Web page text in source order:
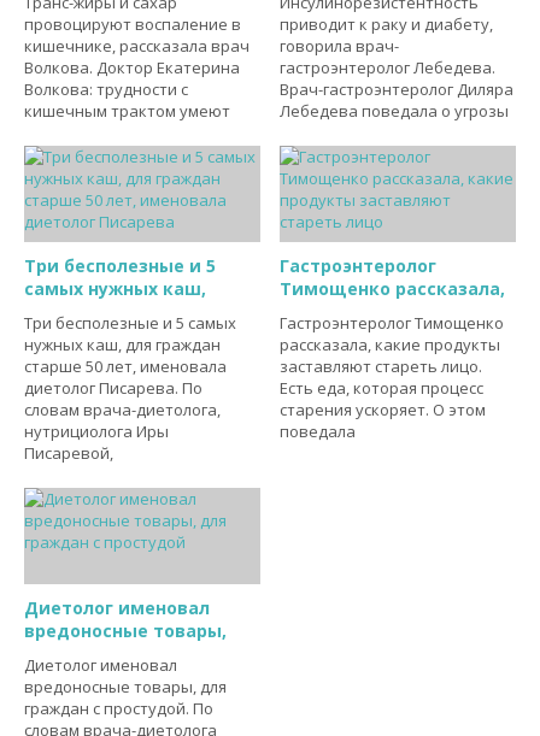
провоцируют воспаление в
кишечнике, рассказала врач
Волкова. Доктор Екатерина
Волкова: трудности с
кишечным трактом умеют
приводит к раку и диабету,
говорила врач-
гастроэнтеролог Лебедева.
Врач-гастроэнтеролог Диляра
Лебедева поведала о угрозы
Три бесполезные и 5
самых нужных каш,
Три бесполезные и 5 самых
нужных каш, для граждан
старше 50 лет, именовала
диетолог Писарева. По
словам врача-диетолога,
нутрициолога Иры
Писаревой,
Гастроэнтеролог
Тимощенко рассказала,
Гастроэнтеролог Тимощенко
рассказала, какие продукты
заставляют стареть лицо.
Есть еда, которая процесс
старения ускоряет. О этом
поведала
Диетолог именовал
вредоносные товары,
Диетолог именовал
вредоносные товары, для
граждан с простудой. По
словам врача-диетолога